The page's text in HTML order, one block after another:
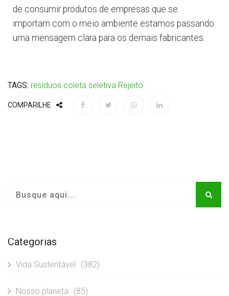
de consumir produtos de empresas que se
importam com o meio ambiente estamos passando
uma mensagem clara para os demais fabricantes.
TAGS: resíduos coleta seletiva Rejeito
COMPARILHE
Categorias
Vida Sustentável (382)
Nosso planeta (85)